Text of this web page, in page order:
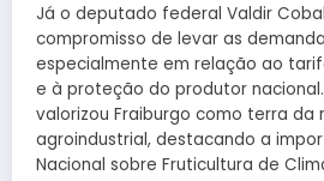
Já o deputado federal Valdir
compromisso de levar as
especialmente em relação ao
e à proteção do produtor
valorizou Fraiburgo como terra da
agroindustrial, destacando a
Nacional sobre Fruticultura de